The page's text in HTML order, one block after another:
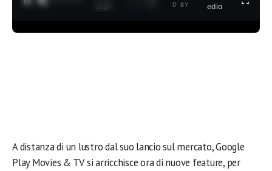
3:37
D BY
edia
A distanza di un lustro dal suo lancio sul mercato, Google
Play Movies & TV si arricchisce ora di nuove feature, per